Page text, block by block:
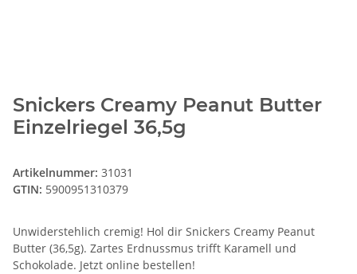
Snickers Creamy Peanut Butter
Einzelriegel 36,5g
Artikelnummer: 31031
GTIN: 5900951310379
Unwiderstehlich cremig! Hol dir Snickers Creamy Peanut
Butter (36,5g). Zartes Erdnussmus trifft Karamell und
Schokolade. Jetzt online bestellen!